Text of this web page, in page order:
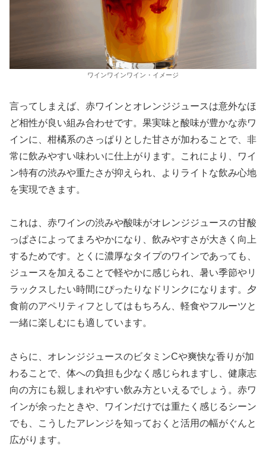
ワインワインワイン・イメージ
言ってしまえば、赤ワインとオレンジジュースは意外なほ
ど相性が良い組み合わせです。果実味と酸味が豊かな赤ワ
インに、柑橘系のさっぱりとした甘さが加わることで、非
常に飲みやすい味わいに仕上がります。これにより、ワイ
ン特有の渋みや重たさが抑えられ、よりライトな飲み心地
を実現できます。
これは、赤ワインの渋みや酸味がオレンジジュースの甘酸
っぱさによってまろやかになり、飲みやすさが大きく向上
するためです。とくに濃厚なタイプのワインであっても、
ジュースを加えることで軽やかに感じられ、暑い季節やリ
ラックスしたい時間にぴったりなドリンクになります。夕
食前のアペリティフとしてはもちろん、軽食やフルーツと
一緒に楽しむにも適しています。
さらに、オレンジジュースのビタミンCや爽快な香りが加
わることで、体への負担も少なく感じられますし、健康志
向の方にも親しまれやすい飲み方といえるでしょう。赤ワ
インが余ったときや、ワインだけでは重たく感じるシーン
でも、こうしたアレンジを知っておくと活用の幅がぐんと
広がります。